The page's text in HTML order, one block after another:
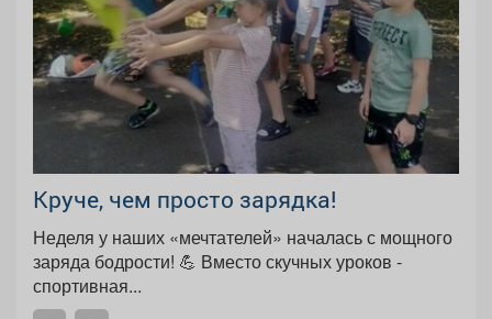
Круче, чем просто зарядка!
Неделя у наших «мечтателей» началась с мощного
заряда бодрости! 💪 Вместо скучных уроков -
спортивная...